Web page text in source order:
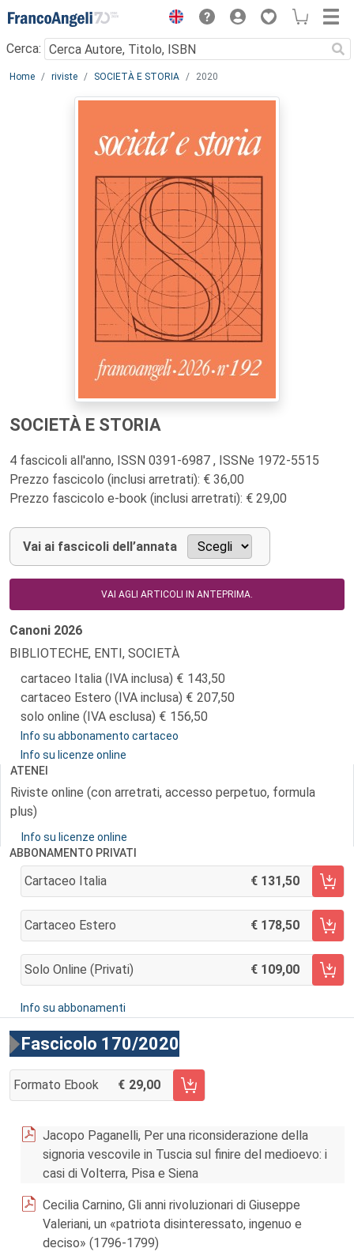
Menu
Cerca:
Main content
Home riviste SOCIETÀ E STORIA 2020
SOCIETÀ E STORIA
4 fascicoli all'anno, ISSN 0391-6987 , ISSNe 1972-5515
Prezzo fascicolo (inclusi arretrati): € 36,00
Prezzo fascicolo e-book (inclusi arretrati): € 29,00
Vai ai fascicoli dell’annata
VAI AGLI ARTICOLI IN ANTEPRIMA.
Canoni 2026
BIBLIOTECHE, ENTI, SOCIETÀ
cartaceo Italia (IVA inclusa)
143,50
cartaceo Estero (IVA inclusa)
207,50
solo online (IVA esclusa)
156,50
Info su abbonamento cartaceo
Info su licenze online
ATENEI
Riviste online (con arretrati, accesso perpetuo, formula
plus)
Info su licenze online
ABBONAMENTO PRIVATI
Cartaceo Italia 131,50
AGGIUNGI AL CARRELLO
Cartaceo Estero 178,50
AGGIUNGI AL CARRELLO
Solo Online (privati) 109,00
AGGIUNGI AL CARRELLO
Info su abbonamenti
Fascicolo 170/2020
Formato Ebook 29,00
AGGIUNGI AL CARRELLO FASCICOLO 170/2020
Jacopo Paganelli, Per una riconsiderazione della
signoria vescovile in Tuscia sul finire del medioevo: i
casi di Volterra, Pisa e Siena
Cecilia Carnino, Gli anni rivoluzionari di Giuseppe
Valeriani, un «patriota disinteressato, ingenuo e
deciso» (1796-­1799)